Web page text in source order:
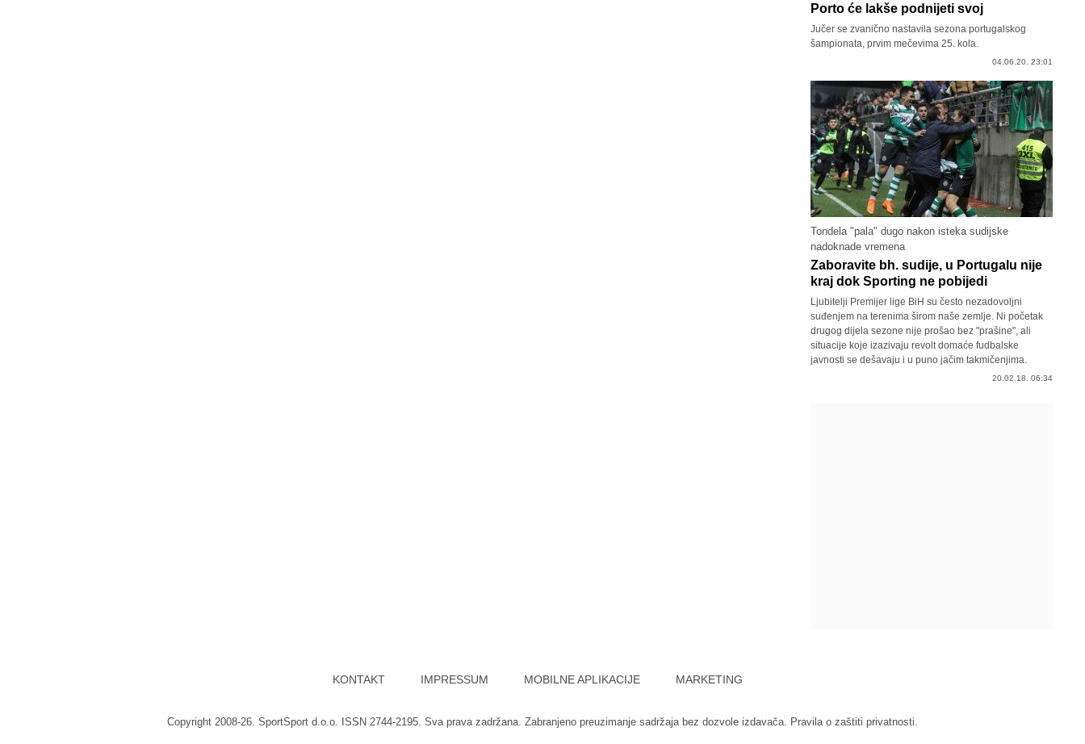
Porto će lakše podnijeti svoj
Jučer se zvanično nastavila sezona portugalskog
šampionata, prvim mečevima 25. kola.
04.06.20. 23:01
Tondela "pala" dugo nakon isteka sudijske
nadoknade vremena
Zaboravite bh. sudije, u Portugalu nije
kraj dok Sporting ne pobijedi
Ljubitelji Premijer lige BiH su često nezadovoljni
suđenjem na terenima širom naše zemlje. Ni početak
drugog dijela sezone nije prošao bez "prašine", ali
situacije koje izazivaju revolt domaće fudbalske
javnosti se dešavaju i u puno jačim takmičenjima.
20.02.18. 06:34
KONTAKT IMPRESSUM MOBILNE APLIKACIJE MARKETING
Copyright 2008-26. SportSport d.o.o. ISSN 2744-2195. Sva prava zadržana. Zabranjeno preuzimanje sadržaja bez dozvole izdavača. Pravila o zaštiti privatnosti.